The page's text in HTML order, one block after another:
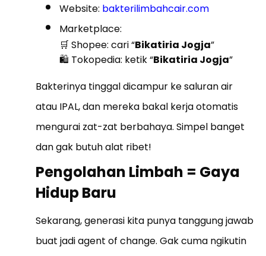
Website: bakterilimbahcair.com
Marketplace:
🛒 Shopee: cari “Bikatiria Jogja”
🛍 ️ Tokopedia: ketik “Bikatiria Jogja”
Bakterinya tinggal dicampur ke saluran air
atau IPAL, dan mereka bakal kerja otomatis
mengurai zat-zat berbahaya. Simpel banget
dan gak butuh alat ribet!
Pengolahan Limbah = Gaya
Hidup Baru
Sekarang, generasi kita punya tanggung jawab
buat jadi agent of change. Gak cuma ngikutin